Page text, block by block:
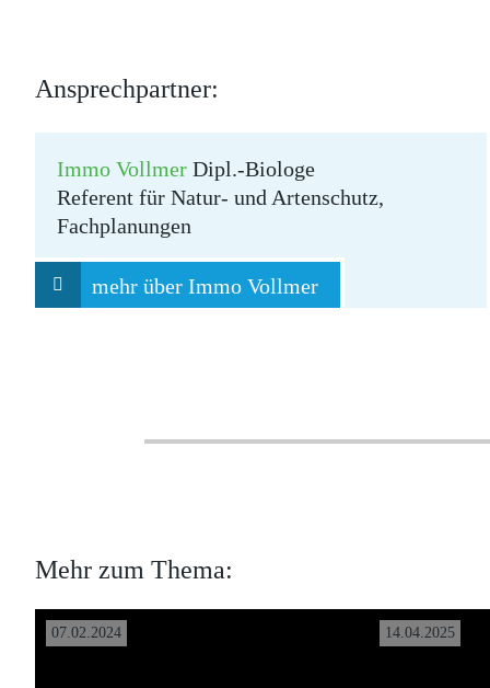
Ansprechpartner:
Immo Vollmer Dipl.-Biologe
Referent für Natur- und Artenschutz,
Fachplanungen
mehr über Immo Vollmer
Mehr zum Thema:
07.02.2024 14.04.2025